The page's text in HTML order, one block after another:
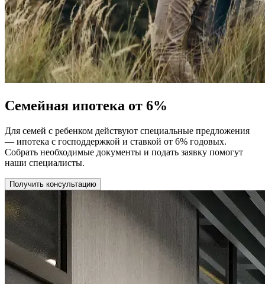
Семейная ипотека от 6%
Для семей с ребенком действуют специальные предложения
— ипотека с господдержкой и ставкой от 6% годовых.
Собрать необходимые документы и подать заявку помогут
наши специалисты.
Получить консультацию